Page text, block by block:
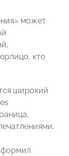
может
кто
широкий